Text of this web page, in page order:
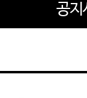
공지